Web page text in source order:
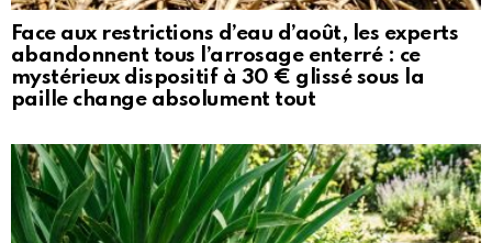
Face aux restrictions d’eau d’août, les experts
abandonnent tous l’arrosage enterré : ce
mystérieux dispositif à 30 € glissé sous la
paille change absolument tout